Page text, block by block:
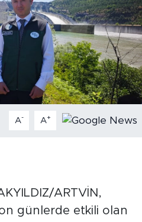
A- A+
ARTVİN,
günlerde etkili olan